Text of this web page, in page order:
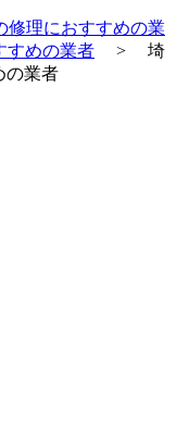
修理におすすめの業
すめの業者 > 埼
の業者